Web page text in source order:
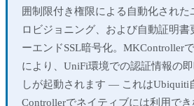
囲制限付き権限による自動化され
ロビジョニング、および自動証明書
ーエンドSSL暗号化。MKController
により、UniFi環境での認証情報の
しが起動されます — これはUbiquiti
Controllerでネイティブには利用でき